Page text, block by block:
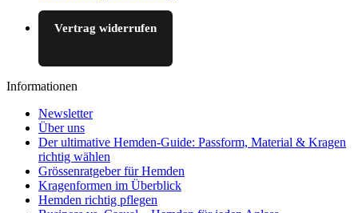
Vertrag widerrufen
Informationen
Newsletter
Über uns
Der ultimative Hemden-Guide: Passform, Material & Kragen
richtig wählen
Grössenratgeber für Hemden
Kragenformen im Überblick
Hemden richtig pflegen